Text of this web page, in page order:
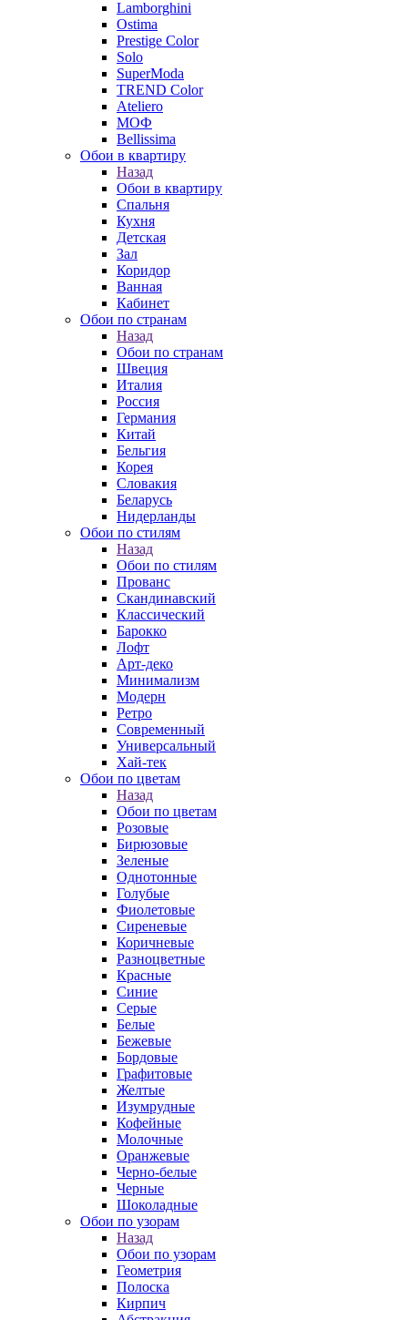
Lamborghini
Ostima
Prestige Color
Solo
SuperModa
TREND Color
Ateliero
МОФ
Bellissima
Обои в квартиру
Назад
Обои в квартиру
Спальня
Кухня
Детская
Зал
Коридор
Ванная
Кабинет
Обои по странам
Назад
Обои по странам
Швеция
Италия
Россия
Германия
Китай
Бельгия
Корея
Словакия
Беларусь
Нидерланды
Обои по стилям
Назад
Обои по стилям
Прованс
Скандинавский
Классический
Барокко
Лофт
Арт-деко
Минимализм
Модерн
Ретро
Современный
Универсальный
Хай-тек
Обои по цветам
Назад
Обои по цветам
Розовые
Бирюзовые
Зеленые
Однотонные
Голубые
Фиолетовые
Сиреневые
Коричневые
Разноцветные
Красные
Синие
Серые
Белые
Бежевые
Бордовые
Графитовые
Желтые
Изумрудные
Кофейные
Молочные
Оранжевые
Черно-белые
Черные
Шоколадные
Обои по узорам
Назад
Обои по узорам
Геометрия
Полоска
Кирпич